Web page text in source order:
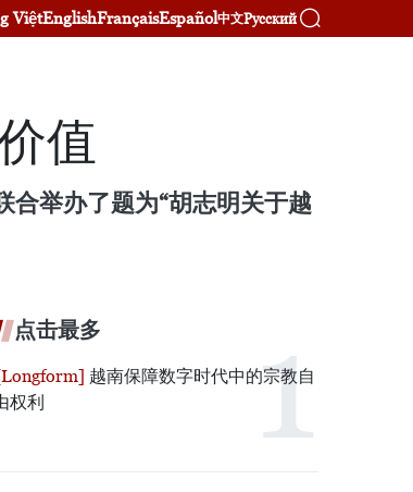
ViệtEnglishFrançaisEspañol中文Русский
值
合举办了题为“胡志明关于越
点击最多
越南保障数字时代中的宗教自
权利